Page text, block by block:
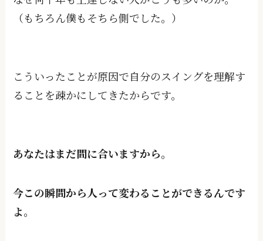
（もちろん僕もそちら側でした。）
こういったことが原因で自分のスイングを理解す
ることを疎かにしてきたからです。
あなたはまだ間に合いますから。
今この瞬間から人って変わることができるんです
よ。